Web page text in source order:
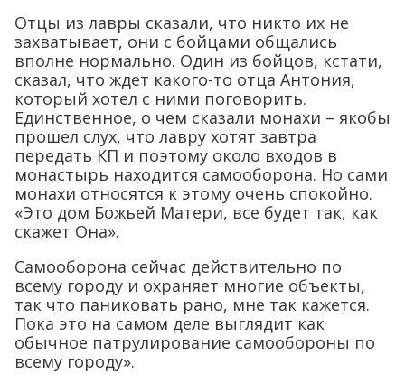
Отцы из лавры сказали, что никто их не
захватывает, они с бойцами общались
вполне нормально. Один из бойцов, кстати,
сказал, что ждет какого-то отца Антония,
который хотел с ними поговорить.
Единственное, о чем сказали монахи – якобы
прошел слух, что лавру хотят завтра
передать КП и поэтому около входов в
монастырь находится самооборона. Но сами
монахи относятся к этому очень спокойно.
«Это дом Божьей Матери, все будет так, как
скажет Она».
Самооборона сейчас действительно по
всему городу и охраняет многие объекты,
так что паниковать рано, мне так кажется.
Пока это на самом деле выглядит как
обычное патрулирование самообороны по
всему городу».